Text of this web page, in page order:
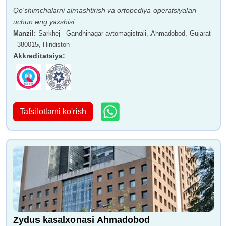
Qo'shimchalarni almashtirish va ortopediya operatsiyalari
uchun eng yaxshisi.
Manzil : Sarkhej - Gandhinagar avtomagistrali, Ahmadobod, Gujarat
- 380015, Hindiston
Akkreditatsiya:
Tafsilotlarni ko'rish
Zydus kasalxonasi Ahmadobod